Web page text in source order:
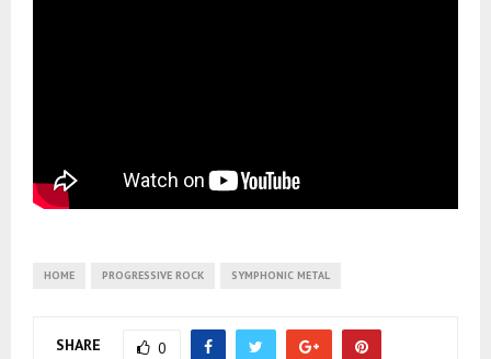
HOME PROGRESSIVE ROCK SYMPHONIC METAL
SHARE 0